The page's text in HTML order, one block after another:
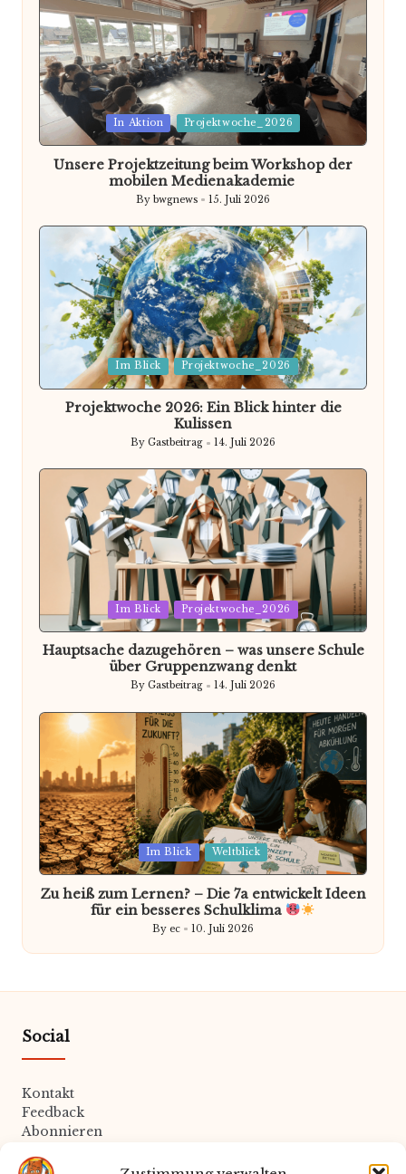
Posted
In Aktion Projektwoche_2026
Unsere Projektzeitung beim Workshop der
mobilen Medienakademie
Posted
By bwgnews 15. Juli 2026
Posted
Im Blick Projektwoche_2026
Projektwoche 2026: Ein Blick hinter die
Kulissen
Posted
by
By Gastbeitrag 14. Juli 2026
Posted
Im Blick Projektwoche_2026
Hauptsache dazugehören – was unsere Schule
über Gruppenzwang denkt
Posted
By Gastbeitrag 14. Juli 2026
Posted
in
Im Blick Weltblick
Zu heiß zum Lernen? – Die 7a entwickelt Ideen
für ein besseres Schulklima
Posted
by
By ec 10. Juli 2026
Social
Kontakt
Feedback
Abonnieren